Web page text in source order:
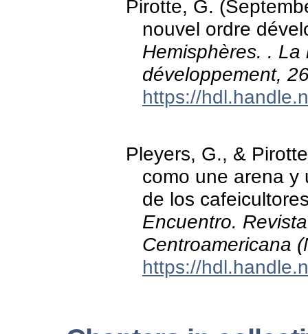
Pirotte, G.
nouvel ordre
Hemisphères. .
développement,
https://
Pleyers, G., &
como une arena y
de los
Encuentro.
Centroamericana
https://